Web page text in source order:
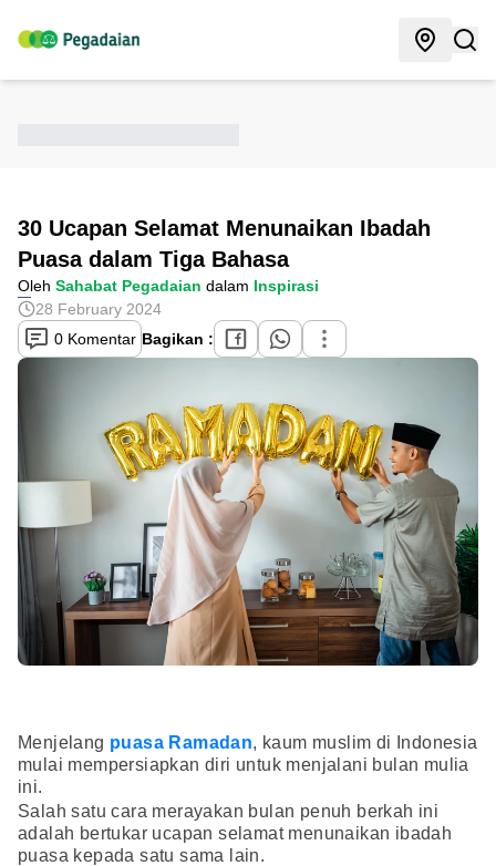
30 Ucapan Selamat Menunaikan Ibadah
Puasa dalam Tiga Bahasa
Oleh Sahabat Pegadaian dalam Inspirasi
28 February 2024
0 Komentar Bagikan :
Menjelang puasa Ramadan, kaum muslim di Indonesia
mulai mempersiapkan diri untuk menjalani bulan mulia
ini.
Salah satu cara merayakan bulan penuh berkah ini
adalah bertukar ucapan selamat menunaikan ibadah
puasa kepada satu sama lain.